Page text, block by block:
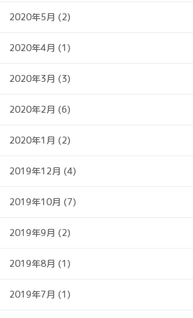
2020年5月 (2)
2020年4月 (1)
2020年3月 (3)
2020年2月 (6)
2020年1月 (2)
2019年12月 (4)
2019年10月 (7)
2019年9月 (2)
2019年8月 (1)
2019年7月 (1)